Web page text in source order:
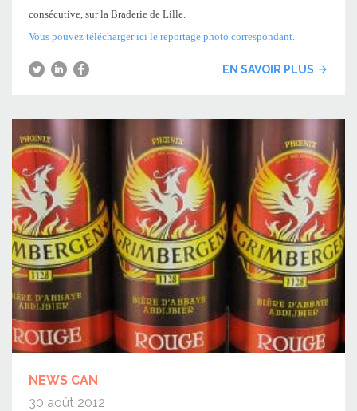
consécutive, sur la Braderie de Lille.
Vous pouvez télécharger ici le reportage photo correspondant.
EN SAVOIR PLUS
NEWS CAN
30 août 2012